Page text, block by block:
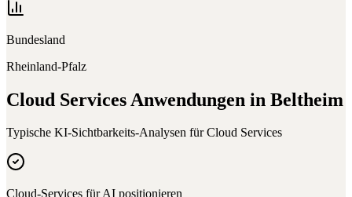
Bundesland
Rheinland-Pfalz
Cloud Services Anwendungen in Beltheim
Typische KI-Sichtbarkeits-Analysen fürCloud Services
Cloud-Services für AI positionieren